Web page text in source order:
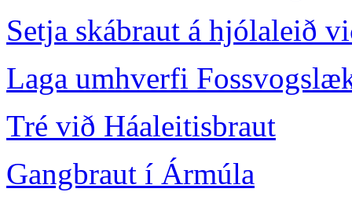
Setja skábraut á hjólaleið
Laga umhverfi
Tré við Háaleitisbraut
Gangbraut í Ármúla